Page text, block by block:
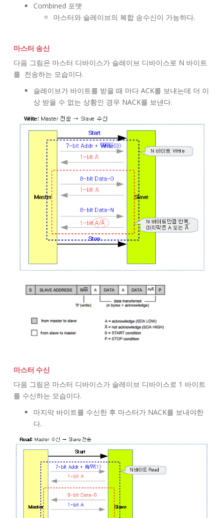
Combined 포맷
마스터와 슬레이브의 복합 송수신이 가능하다.
마스터 송신
다음 그림은 마스터 디바이스가 슬레이브 디바이스로 N 바이트
를 전송하는 모습이다.
슬레이브가 바이트를 받을 때 마다 ACK를 보내는데 더 이
상 받을 수 없는 상황인 경우 NACK를 보낸다.
마스터 수신
다음 그림은 마스터 디바이스가 슬레이브 디바이스로 1 바이트
를 수신하는 모습이다.
마지막 바이트를 수신한 후 마스터가 NACK를 보내야한
다.